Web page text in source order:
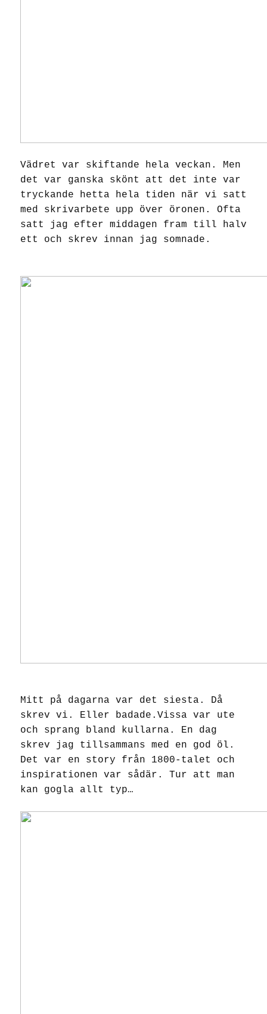
Vädret var skiftande hela veckan. Men
det var ganska skönt att det inte var
tryckande hetta hela tiden när vi satt
med skrivarbete upp över öronen. Ofta
satt jag efter middagen fram till halv
ett och skrev innan jag somnade.
Mitt på dagarna var det siesta. Då
skrev vi. Eller badade.Vissa var ute
och sprang bland kullarna. En dag
skrev jag tillsammans med en god öl.
Det var en story från 1800-talet och
inspirationen var sådär. Tur att man
kan gogla allt typ…